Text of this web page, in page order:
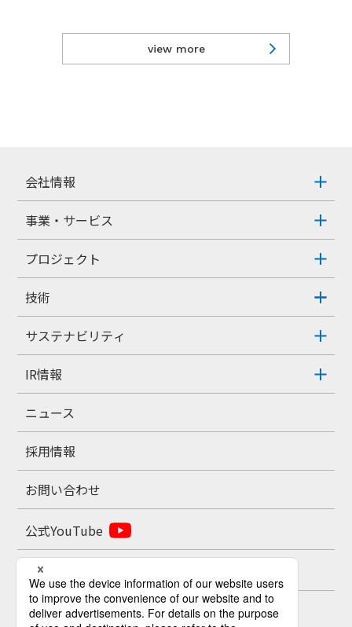
view more
会社情報
事業・サービス
プロジェクト
技術
サステナビリティ
IR情報
ニュース
採用情報
お問い合わせ
公式YouTube
公式X